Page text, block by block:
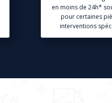
en moins de 24h*
pour certaines
interventions